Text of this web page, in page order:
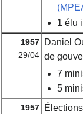
1 élu
1957
29/04
Daniel
de
7
5
1957